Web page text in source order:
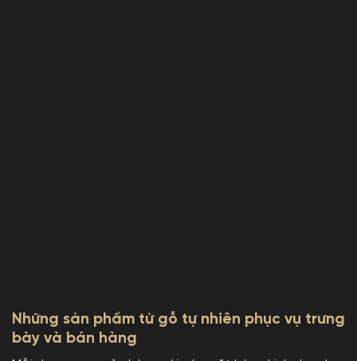
Những sản phẩm từ gỗ tự nhiên phục vụ trưng
bày và bán hàng